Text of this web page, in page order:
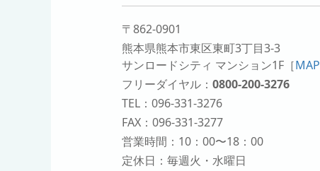
〒862-0901
熊本県熊本市東区東町3丁目3-3
サンロードシティ マンション1F ［MAP
フリーダイヤル： 0800-200-3276
TEL：096-331-3276
FAX：096-331-3277
営業時間：10：00〜18：00
定休日：毎週火・水曜日